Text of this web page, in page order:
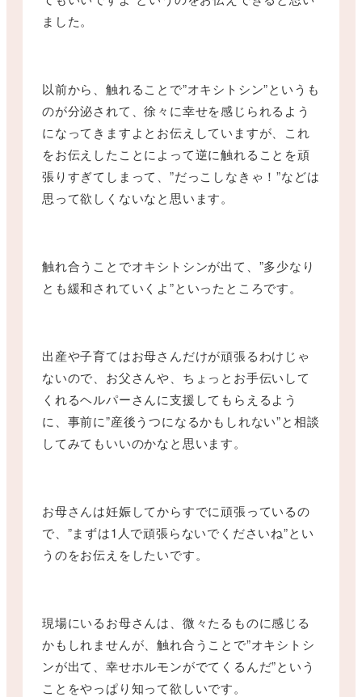
ました。
以前から、触れることで”オキシトシン”というも
のが分泌されて、徐々に幸せを感じられるよう
になってきますよとお伝えしていますが、これ
をお伝えしたことによって逆に触れることを頑
張りすぎてしまって、”だっこしなきゃ！”などは
思って欲しくないなと思います。
触れ合うことでオキシトシンが出て、”多少なり
とも緩和されていくよ”といったところです。
出産や子育てはお母さんだけが頑張るわけじゃ
ないので、お父さんや、ちょっとお手伝いして
くれるヘルパーさんに支援してもらえるよう
に、事前に”産後うつになるかもしれない”と相談
してみてもいいのかなと思います。
お母さんは妊娠してからすでに頑張っているの
で、”まずは1人で頑張らないでくださいね”とい
うのをお伝えをしたいです。
現場にいるお母さんは、微々たるものに感じる
かもしれませんが、触れ合うことで”オキシトシ
ンが出て、幸せホルモンがでてくるんだ”という
ことをやっぱり知って欲しいです。